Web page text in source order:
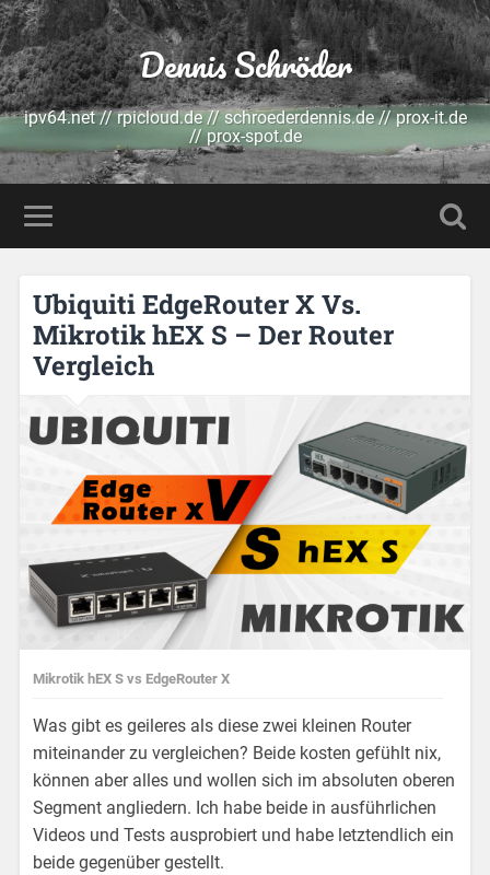
Dennis Schröder
ipv64.net // rpicloud.de // schroederdennis.de // prox-it.de
// prox-spot.de
Ubiquiti EdgeRouter X Vs.
Mikrotik hEX S – Der Router
Vergleich
Mikrotik hEX S vs EdgeRouter X
Was gibt es geileres als diese zwei kleinen Router
miteinander zu vergleichen? Beide kosten gefühlt nix,
können aber alles und wollen sich im absoluten oberen
Segment angliedern. Ich habe beide in ausführlichen
Videos und Tests ausprobiert und habe letztendlich ein
beide gegenüber gestellt.